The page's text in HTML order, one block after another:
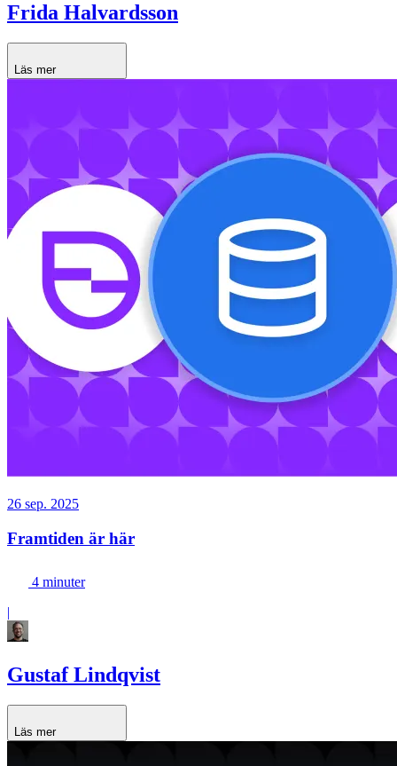
Frida Halvardsson
Läs mer
26 sep. 2025
Framtiden är här
4 minuter
|
Gustaf Lindqvist
Läs mer